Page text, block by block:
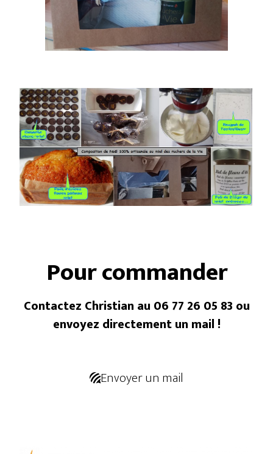
Pour commander
Contactez Christian au 06 77 26 05 83 ou
envoyez directement un mail !
Envoyer un mail